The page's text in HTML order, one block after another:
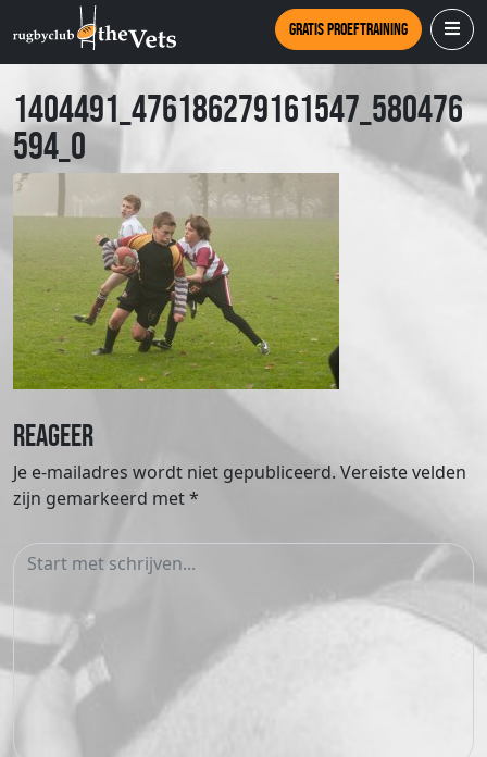
Gratis proeftraining
1404491_476186279161547_580476
594_o
Reageer
Je e-mailadres wordt niet gepubliceerd.Vereiste velden
zijn gemarkeerd met*